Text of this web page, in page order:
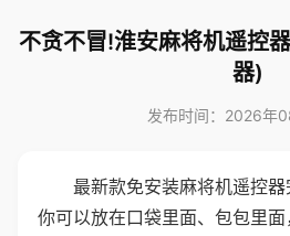
不贪不冒!淮安麻将机遥控
器)
发布时间：2026年
最新款免安装麻将机遥控器
你可以放在口袋里面、包包里